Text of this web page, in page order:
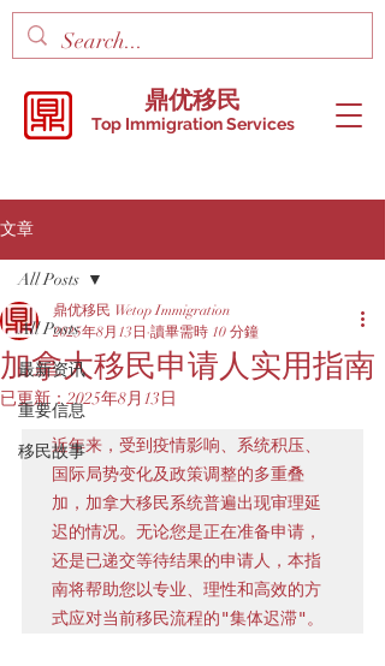
鼎优移民
Top Immigration Services
文章
All Posts
最新资讯
重要信息
移民故事
All Posts
加拿大移民申请人实用指南
鼎优移民 Wetop Immigration
2025年8月13日 讀畢需時 10 分鐘
已更新：2025年8月13日
近年来，受到疫情影响、系统积压、
国际局势变化及政策调整的多重叠
加，加拿大移民系统普遍出现审理延
迟的情况。无论您是正在准备申请，
还是已递交等待结果的申请人，本指
南将帮助您以专业、理性和高效的方
式应对当前移民流程的"集体迟滞"。